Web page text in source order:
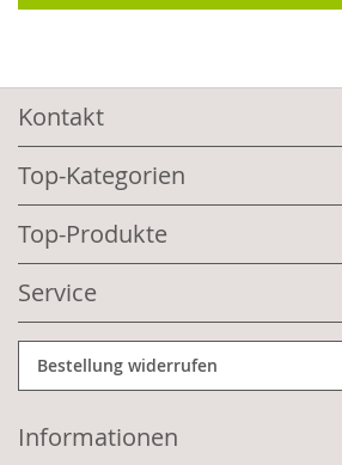
Kontakt
Top-Kategorien
Top-Produkte
Service
Bestellung widerrufen
Informationen